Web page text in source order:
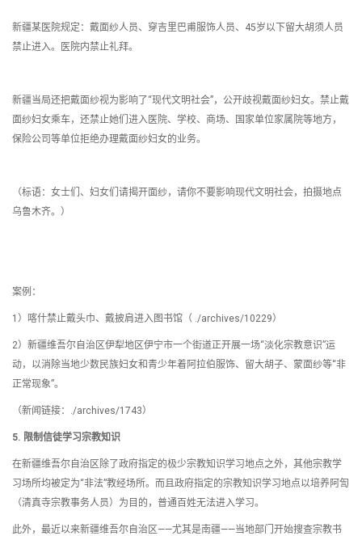
新疆某医院规定：戴面纱人员、穿吉里巴甫服饰人员、45岁以下留大胡须人员
禁止进入。医院内禁止礼拜。
新疆当局还把戴面纱视为影响了“现代文明社会”，公开歧视戴面纱妇女。禁止戴
面纱妇女乘车，还禁止她们进入医院、学校、商场、国家单位家属院等地方，
保险公司等单位拒绝办理戴面纱妇女的业务。
（标语：女士们、妇女们请揭开面纱，请你不要影响现代文明社会，拍摄地点
乌鲁木齐。）
案例：
1）喀什禁止戴头巾、戴披肩进入图书馆（ ./archives/10229）
2）新疆维吾尔自治区伊犁地区伊宁市一个街道正开展一场“淡化宗教意识”运
动，以消除当地少数民族妇女和青少年着阿拉伯服饰、留大胡子、蒙面纱等“非
正常现象”。
（新闻链接：./archives/1743）
5. 限制信徒学习宗教知识
在新疆维吾尔自治区除了政府指定的极少宗教知识学习地点之外，其他宗教学
习场所均被定为“非法”教经场所。而且政府指定的宗教知识学习地点以培养阿訇
（清真寺宗教事务人员）为目的，普通百姓无法进入学习。
此外，最近以来新疆维吾尔自治区——尤其是南疆——当地部门开始搜查宗教书